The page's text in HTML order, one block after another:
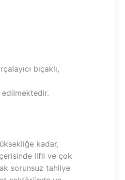
bıçaklı,
kadar,
lifli ve çok
sorunsuz tahliye